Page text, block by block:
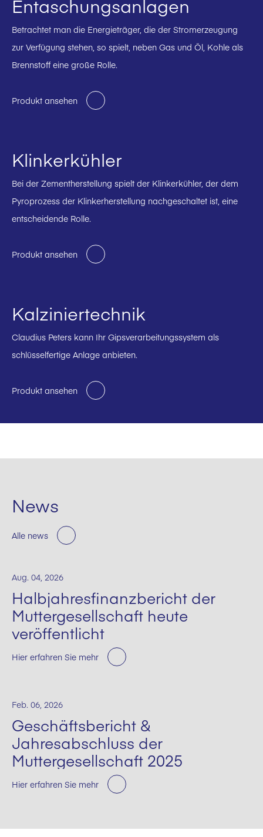
Entaschungsanlagen
Betrachtet man die Energieträger, die der Stromerzeugung
zur Verfügung stehen, so spielt, neben Gas und Öl, Kohle als
Brennstoff eine große Rolle.
Produkt ansehen
Klinkerkühler
Bei der Zementherstellung spielt der Klinkerkühler, der dem
Pyroprozess der Klinkerherstellung nachgeschaltet ist, eine
entscheidende Rolle.
Produkt ansehen
Kalziniertechnik
Claudius Peters kann Ihr Gipsverarbeitungssystem als
schlüsselfertige Anlage anbieten.
Produkt ansehen
News
Alle news
Aug. 04, 2026
Halbjahresfinanzbericht der
Muttergesellschaft heute
veröffentlicht
Hier erfahren Sie mehr
Feb. 06, 2026
Geschäftsbericht &
Jahresabschluss der
Muttergesellschaft 2025
Hier erfahren Sie mehr